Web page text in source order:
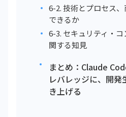
6-2. 技術とプロセス
できるか
6-3. セキュリティ・
関する知見
まとめ：Claude
レバレッジに、開発
き上げる